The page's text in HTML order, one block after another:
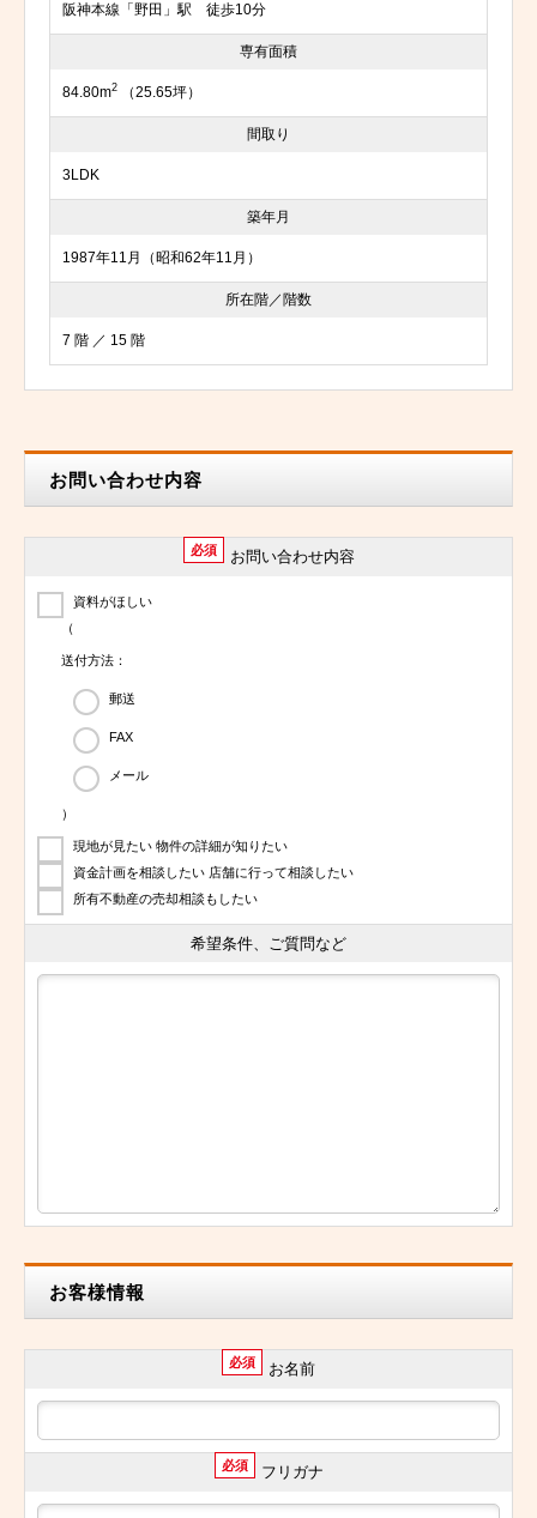
阪神本線「野田」駅 徒歩10分
専有面積
84.80m2 （25.65坪）
間取り
3LDK
築年月
1987年11月（昭和62年11月）
所在階／階数
7 階 ／ 15 階
お問い合わせ内容
必須 お問い合わせ内容
資料がほしい
（
送付方法：
郵送
FAX
メール
）
現地が見たい 物件の詳細が知りたい
資金計画を相談したい 店舗に行って相談したい
所有不動産の売却相談もしたい
希望条件、ご質問など
お客様情報
必須 お名前
必須 フリガナ